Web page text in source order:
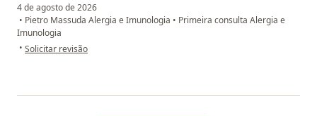
4 de agosto de 2026
• Pietro Massuda Alergia e Imunologia • Primeira consulta Alergia e
Imunologia
• na opinião do utilizador D.B.L
Solicitar revisão